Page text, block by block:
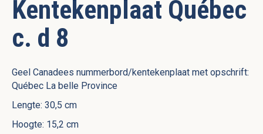
Kentekenplaat Québec
c. d 8
Geel Canadees nummerbord/kentekenplaat met opschrift:
Québec La belle Province
Lengte: 30,5 cm
Hoogte: 15,2 cm